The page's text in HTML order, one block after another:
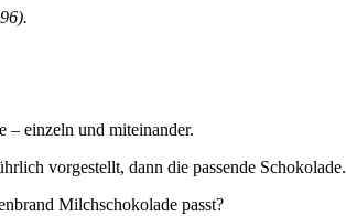
– einzeln und miteinander.
vorgestellt, dann die passende Schokolade.
Milchschokolade passt?